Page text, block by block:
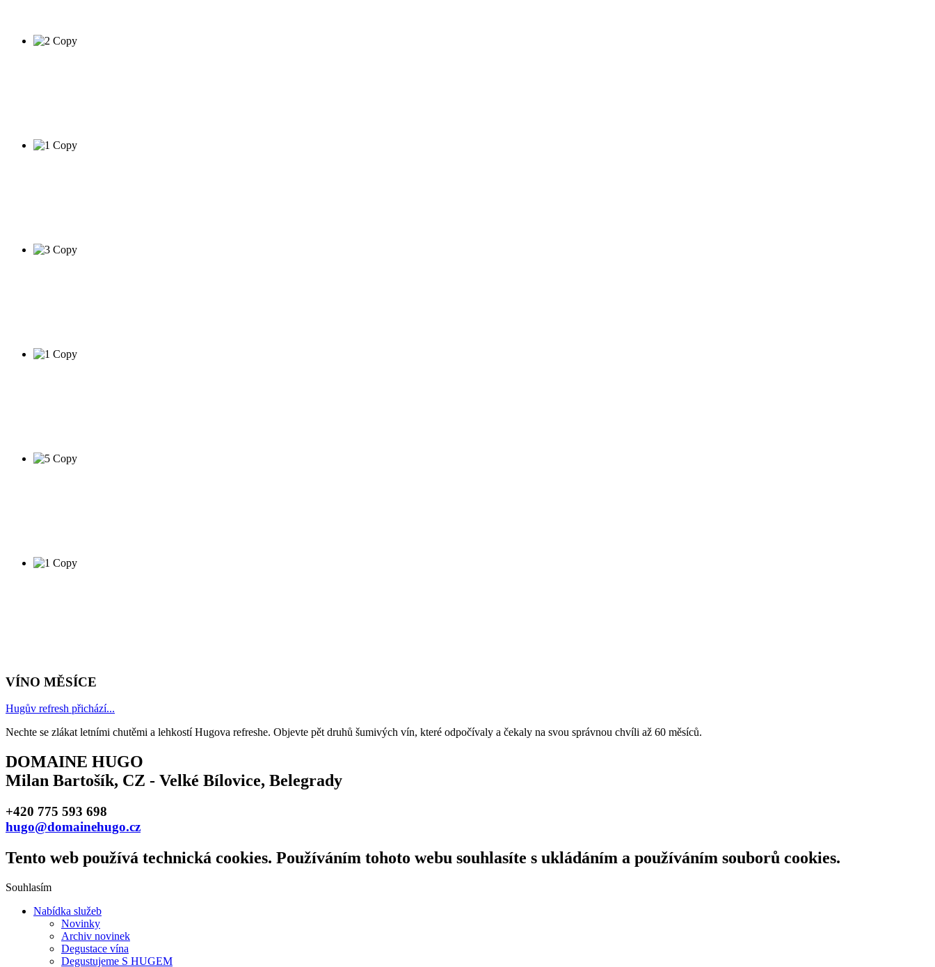
VÍNO MĚSÍCE
Hugův refresh přichází...
Nechte se zlákat letními chutěmi a lehkostí Hugova refreshe. Objevte pět druhů šumivých vín, které odpočívaly a čekaly na svou správnou chvíli až 60 měsíců.
DOMAINE HUGO
Milan Bartošík, CZ - Velké Bílovice, Belegrady
+420 775 593 698
hugo@domainehugo.cz
Tento web používá technická cookies. Používáním tohoto webu souhlasíte s ukládáním a používáním souborů cookies.
Souhlasím
Nabídka služeb
Novinky
Archiv novinek
Degustace vína
Degustujeme S HUGEM